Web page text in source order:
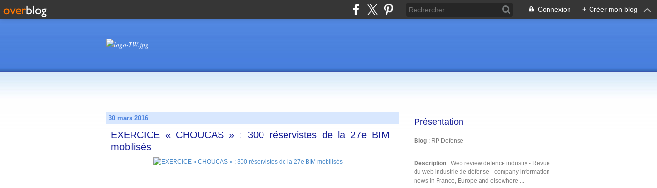
Connexion + Créer mon blog
30 mars 2016
EXERCICE « CHOUCAS » : 300 réservistes de la 27e BIM
mobilisés
Présentation
Blog : RP Defense
Description : Web review defence industry - Revue
du web industrie de défense - company information -
news in France, Europe and elsewhere ...